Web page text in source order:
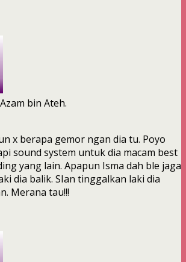
bin Ateh.
x berapa gemor ngan dia tu. Poyo
sound system untuk dia macam best
yang lain. Apapun Isma dah ble jaga
dia balik. SIan tinggalkan laki dia
Merana tau!!!